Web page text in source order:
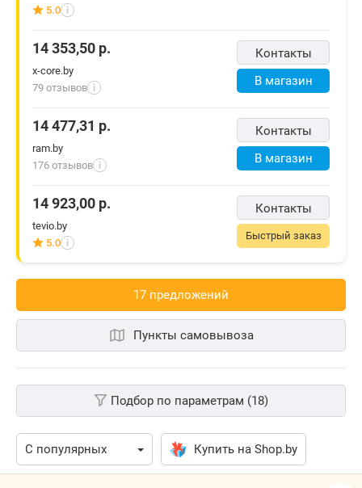
5.0 i
Контакты
В магазин
14 353,50 р.
x-core.by
79 отзывов i
Контакты
В магазин
14 477,31 р.
ram.by
176 отзывов i
Контакты
Быстрый заказ
14 923,00 р.
tevio.by
5.0 i
17 предложений
Пункты самовывоза
Подбор по параметрам (18)
Купить на Shop.by